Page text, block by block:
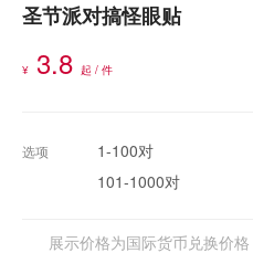
圣节派对搞怪眼贴
¥ 3.8 起 / 件
选项 1-100对
101-1000对
展示价格为国际货币兑换价